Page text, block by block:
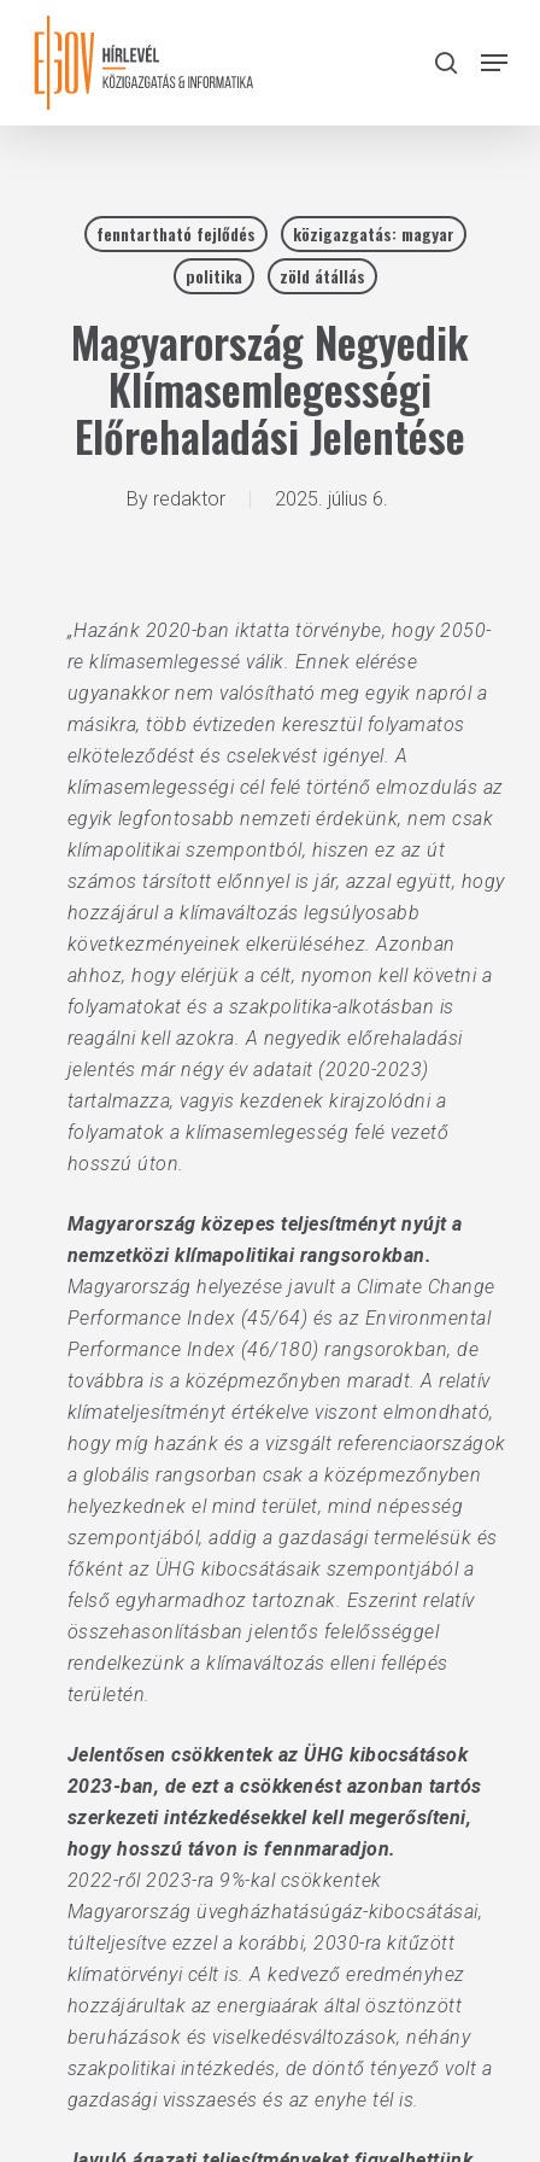
content
search
Menu
fenntartható fejlődés
közigazgatás: magyar
politika
zöld átállás
Magyarország Negyedik
Klímasemlegességi
Előrehaladási Jelentése
By redaktor 2025. július 6.
„Hazánk 2020-ban iktatta törvénybe, hogy 2050-
re klímasemlegessé válik. Ennek elérése
ugyanakkor nem valósítható meg egyik napról a
másikra, több évtizeden keresztül folyamatos
elköteleződést és cselekvést igényel. A
klímasemlegességi cél felé történő elmozdulás az
egyik legfontosabb nemzeti érdekünk, nem csak
klímapolitikai szempontból, hiszen ez az út
számos társított előnnyel is jár, azzal együtt, hogy
hozzájárul a klímaváltozás legsúlyosabb
következményeinek elkerüléséhez. Azonban
ahhoz, hogy elérjük a célt, nyomon kell követni a
folyamatokat és a szakpolitika-alkotásban is
reagálni kell azokra. A negyedik előrehaladási
jelentés már négy év adatait (2020-2023)
tartalmazza, vagyis kezdenek kirajzolódni a
folyamatok a klímasemlegesség felé vezető
hosszú úton.
Magyarország közepes teljesítményt nyújt a
nemzetközi klímapolitikai rangsorokban.
Magyarország helyezése javult a Climate Change
Performance Index (45/64) és az Environmental
Performance Index (46/180) rangsorokban, de
továbbra is a középmezőnyben maradt. A relatív
klímateljesítményt értékelve viszont elmondható,
hogy míg hazánk és a vizsgált referenciaországok
a globális rangsorban csak a középmezőnyben
helyezkednek el mind terület, mind népesség
szempontjából, addig a gazdasági termelésük és
főként az ÜHG kibocsátásaik szempontjából a
felső egyharmadhoz tartoznak. Eszerint relatív
összehasonlításban jelentős felelősséggel
rendelkezünk a klímaváltozás elleni fellépés
területén.
Jelentősen csökkentek az ÜHG kibocsátások
2023-ban, de ezt a csökkenést azonban tartós
szerkezeti intézkedésekkel kell megerősíteni,
hogy hosszú távon is fennmaradjon.
2022-ről 2023-ra 9%-kal csökkentek
Magyarország üvegházhatásúgáz-kibocsátásai,
túlteljesítve ezzel a korábbi, 2030-ra kitűzött
klímatörvényi célt is. A kedvező eredményhez
hozzájárultak az energiaárak által ösztönzött
beruházások és viselkedésváltozások, néhány
szakpolitikai intézkedés, de döntő tényező volt a
gazdasági visszaesés és az enyhe tél is.
Close